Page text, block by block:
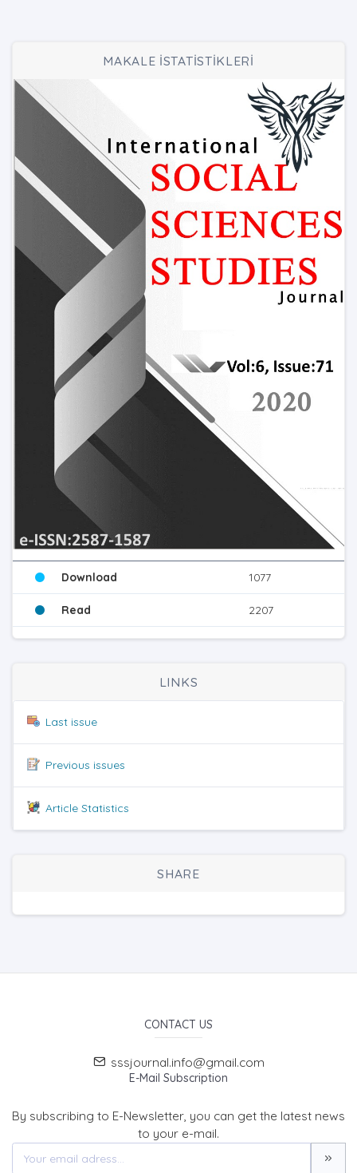
MAKALE İSTATİSTİKLERİ
Download 1077
Read 2207
LINKS
Last issue
Previous issues
Article Statistics
SHARE
CONTACT US
sssjournal.info@gmail.com
E-Mail Subscription
By subscribing to E-Newsletter, you can get the latest news
to your e-mail.